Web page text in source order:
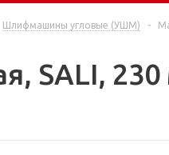
Шлифмашины угловые (УШМ) -
SALI,